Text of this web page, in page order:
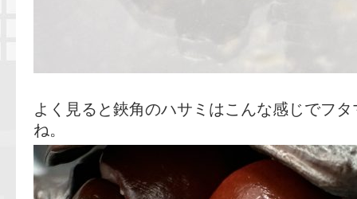
よく見ると鋏角のハサミはこんな感じでフ
ね。